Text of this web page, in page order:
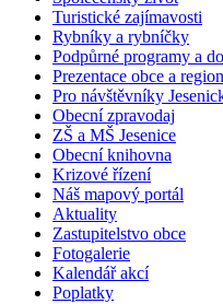
Turistické zajímavosti
Rybníky a rybníčky
Podpůrné programy a
Prezentace obce a
Pro návštěvníky
Obecní zpravodaj
ZŠ a MŠ Jesenice
Obecní knihovna
Krizové řízení
Náš mapový portál
Aktuality
Zastupitelstvo obce
Fotogalerie
Kalendář akcí
Poplatky